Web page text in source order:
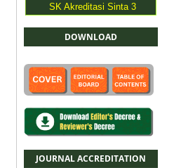
SK Akreditasi Sinta 3
DOWNLOAD
JOURNAL ACCREDITATION